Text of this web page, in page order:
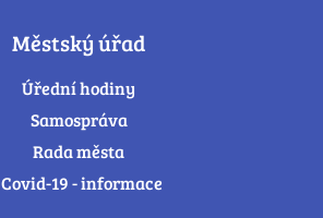
Městský úřad
Úřední hodiny
Samospráva
Rada města
Covid-19 - informace